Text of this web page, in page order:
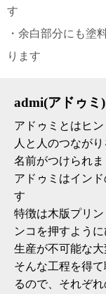
す
・余白部分にも塗
ります
admi(アドゥミ
アドゥミとはヒ
人と人のつなが
名前がつけられま
アドゥミはイン
す
特徴は木版プリ
ンコを押すよう
生産が不可能な
そんな工程を得
るので、それぞ